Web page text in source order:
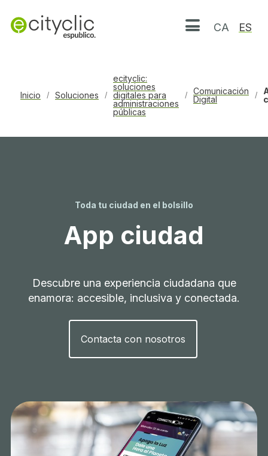
Abrir menú
CA ES
Inicio / Soluciones /
ecityclic:
soluciones
digitales para
administraciones
públicas
/
Comunicación
Digital
/
Toda tu ciudad en el bolsillo
App ciudad
Descubre una experiencia ciudadana que
enamora: accesible, inclusiva y conectada.
Contacta con nosotros